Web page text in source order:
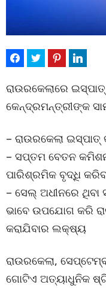
ରାଉରକେଲାରେ
କେନ୍ଦ୍ରମନ୍ତ୍ରୀଙ୍କ
– ରାଉରକେଲା ଇସ୍ପାତ୍
– ସପ୍ତମ ବେତନ
ପାରିଶ୍ରମିକ ବୃଦ୍ଧି
– ସେଲ୍ ଅଧୀନରେ ଥିବା
ଭାବେ ଉପଯୋଗ କରି
କରାଯିବାର ଲକ୍ଷ୍ୟ
ରାଉରକେଲା,
ଗୋଟିଏ ଅତ୍ୟାଧୁନିକ